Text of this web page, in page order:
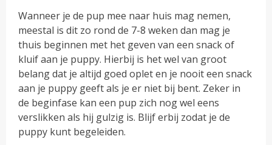
Wanneer je de pup mee naar huis mag nemen,
meestal is dit zo rond de 7-8 weken dan mag je
thuis beginnen met het geven van een snack of
kluif aan je puppy. Hierbij is het wel van groot
belang dat je altijd goed oplet en je nooit een snack
aan je puppy geeft als je er niet bij bent. Zeker in
de beginfase kan een pup zich nog wel eens
verslikken als hij gulzig is. Blijf erbij zodat je de
puppy kunt begeleiden.